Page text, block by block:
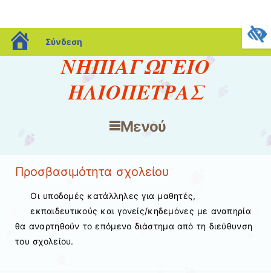
blogs.sch.gr
Σύνδεση
ΝΗΠΙΑΓΩΓΕΙΟ
ΗΛΙΟΠΕΤΡΑΣ
Μενού
Μετάβαση στο περιεχόμενο
Προσβασιμότητα σχολείου
Οι υποδομές κατάλληλες για μαθητές,
εκπαιδευτικούς και γονείς/κηδεμόνες με αναπηρία
θα αναρτηθούν το επόμενο διάστημα από τη διεύθυνση
του σχολείου.